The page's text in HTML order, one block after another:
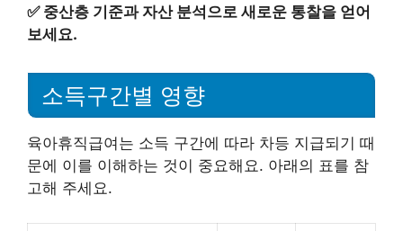
✅ 중산층 기준과 자산 분석으로 새로운 통찰을 얻어
보세요.
소득구간별 영향
육아휴직급여는 소득 구간에 따라 차등 지급되기 때
문에 이를 이해하는 것이 중요해요. 아래의 표를 참
고해 주세요.